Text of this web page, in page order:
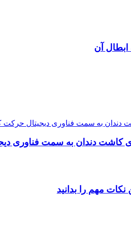
آن
کاشت دندان به سمت فناوری